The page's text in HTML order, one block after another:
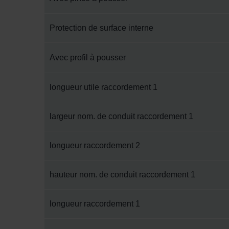
Zehnder Group Sales
Protection de surface interne
Avec profil à pousser
longueur utile raccordement 1
largeur nom. de conduit raccordement 1
longueur raccordement 2
hauteur nom. de conduit raccordement 1
longueur raccordement 1